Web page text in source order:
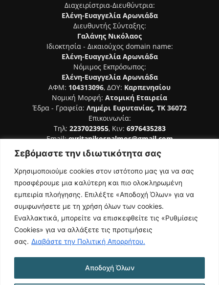
Σεβόμαστε την ιδιωτικότητα σας
Χρησιμοποιούμε cookies στον ιστότοπο μας για να σας
προσφέρουμε μια καλύτερη και πιο ολοκληρωμένη
εμπειρία πλοήγησης. Επιλέξτε «Αποδοχή Όλων» για να
συμφωνήσετε με τη χρήση όλων των cookies.
Εναλλακτικά, μπορείτε να επισκεφθείτε τις «Ρυθμίσεις
Cookies» για να αλλάξετε τις προτιμήσεις
σας. Διαβάστε την Πολιτική Απορρήτου.
Αποδοχή Όλων
Διαχειρίστρια-Διευθύντρια:
Ελένη-Ευαγγελία Αρωνιάδα
Διευθυντής Σύνταξης:
Γαλάνης Νικόλαος
Ιδιοκτησία - Δικαιούχος domain name:
Ελένη-Ευαγγελία Αρωνιάδα
Νόμιμος Εκπρόσωπος:
Ελένη-Ευαγγελία Αρωνιάδα
ΑΦΜ: 104313096, ΔΟΥ: Καρπενησίου
Νομική Μορφή: Ατομική Εταιρεία
Έδρα - Γραφεία: Λημέρι Ευρυτανίας, ΤΚ 36072
Επικοινωνία:
Τηλ: 2237023955, Κιν: 6976435283
Email:evritanikospalmos@gmail.com
Αριθμός Πιστοποίησης Μ.Η.Τ. 242044
ΑΚΟΛΟΥΘΗΣΕ ΜΑΣ
Όροι Χρήσης